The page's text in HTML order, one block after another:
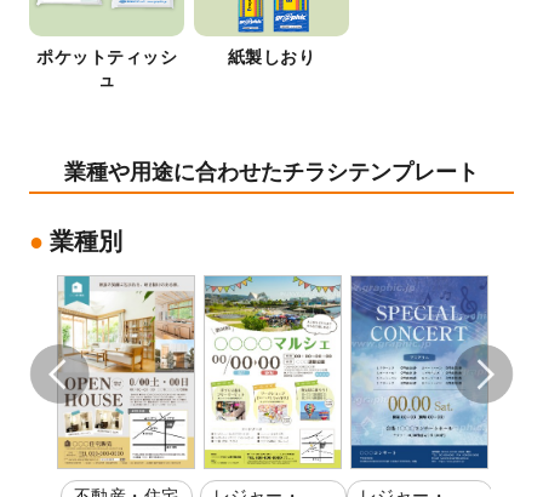
ポケットティッシ
ュ
紙製しおり
業種や用途に合わせたチラシテンプレート
業種別